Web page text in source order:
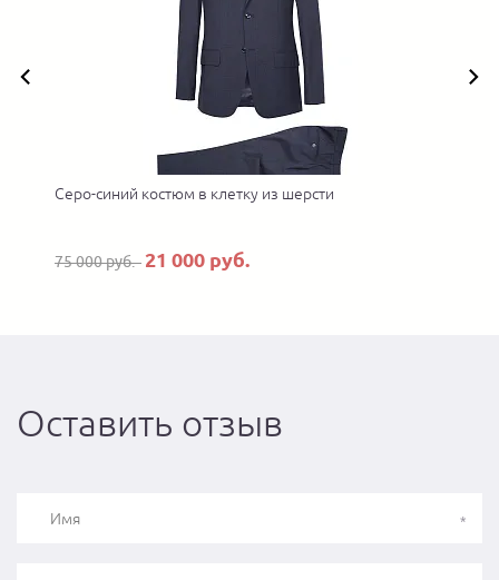
Серо-синий костюм в клетку из шерсти
75 000 руб. 21 000 руб.
Оставить отзыв